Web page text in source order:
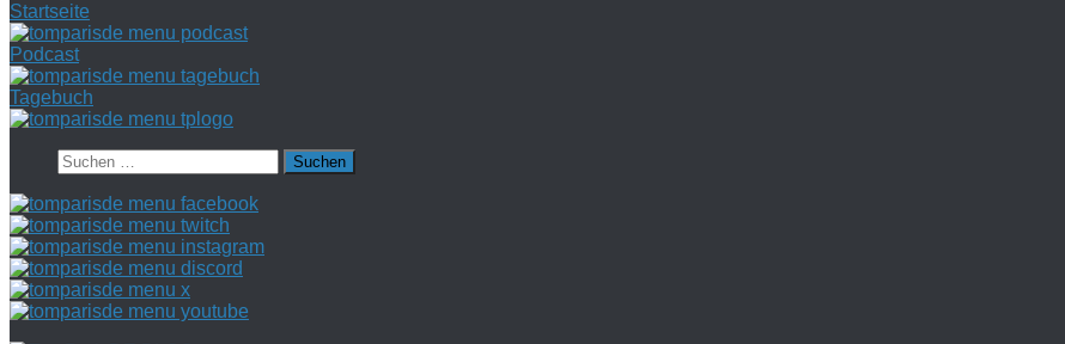
Startseite
Podcast
Tagebuch
Suchen
nach: